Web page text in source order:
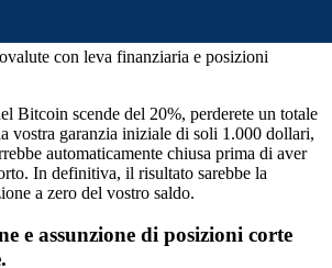
con leva finanziaria e posizioni
Bitcoin scende del 20%, perderete un totale
vostra garanzia iniziale di soli 1.000 dollari,
automaticamente chiusa prima di aver
In definitiva, il risultato sarebbe la
a zero del vostro saldo.
e assunzione di posizioni corte